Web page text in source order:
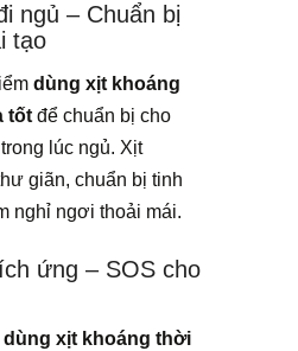
ngủ – Chuẩn bị
tạo
dùng xịt khoáng
tốtđể chuẩn bị cho
lúc ngủ. Xịt
giãn, chuẩn bị tinh
nghỉ ngơi thoải mái.
ứng – SOS cho
dùng xịt khoáng thời